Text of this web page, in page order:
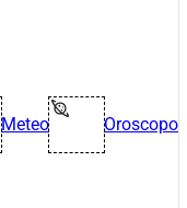
Meteo Oroscopo